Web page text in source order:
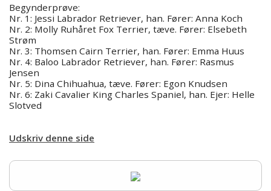
Begynderprøve:
Nr. 1: Jessi Labrador Retriever, han. Fører: Anna Koch
Nr. 2: Molly Ruhåret Fox Terrier, tæve. Fører: Elsebeth
Strøm
Nr. 3: Thomsen Cairn Terrier, han. Fører: Emma Huus
Nr. 4: Baloo Labrador Retriever, han. Fører: Rasmus
Jensen
Nr. 5: Dina Chihuahua, tæve. Fører: Egon Knudsen
Nr. 6: Zaki Cavalier King Charles Spaniel, han. Ejer: Helle
Slotved
Udskriv denne side